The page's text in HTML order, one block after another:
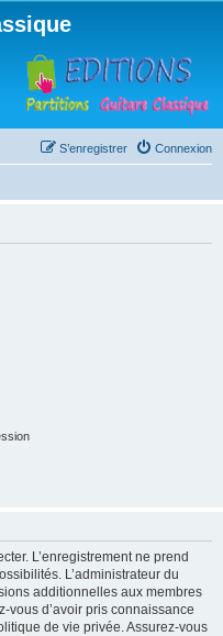
Connexion
S’enregistrer
L’enregistrement ne prend
L’administrateur du
additionnelles aux membres
vous d’avoir pris connaissance
de vie privée. Assurez-vous